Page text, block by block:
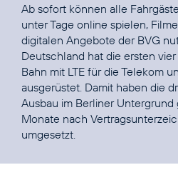
Ab sofort können alle
unter Tage online spielen,
digitalen Angebote der BVG
Deutschland hat die ersten
Bahn mit LTE für die Telekom
ausgerüstet. Damit haben die
Ausbau im Berliner
Monate nach
umgesetzt.